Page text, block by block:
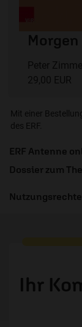
Peter
29,00 EUR
Mit einer
des ERF.
ERF Antenne
Dossier zum
Nutzungsrechte
Ihr